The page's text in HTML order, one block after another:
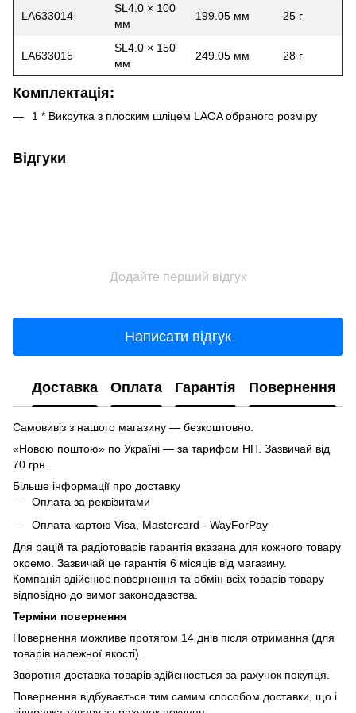
LA633014
SL4.0 × 100
мм
199.05 мм 25 г
LA633015
SL4.0 × 150
мм
249.05 мм 28 г
Комплектація:
1 * Викрутка з плоским шліцем LAOA обраного розміру
Відгуки
Додайте перший відгук
Написати відгук
Доставка Оплата Гарантія Повернення
Самовивіз з нашого магазину — безкоштовно.
«Новою поштою» по Україні — за тарифом НП. Зазвичай від
70 грн.
Більше інформації про доставку
Оплата за реквізитами
Оплата картою Visa, Mastercard - WayForPay
Для рацій та радіотоварів гарантія вказана для кожного товару
окремо. Зазвичай це гарантія 6 місяців від магазину.
Компанія здійснює повернення та обмін всіх товарів товару
відповідно до вимог законодавства.
Терміни повернення
Повернення можливе протягом 14 днів після отримання (для
товарів належної якості).
Зворотня доставка товарів здійснюється за рахунок покупця.
Повернення відбувається тим самим способом доставки, що і